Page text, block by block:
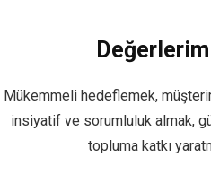
Mükemmeli hedeflemek,
insiyatif ve sorumluluk almak,
topluma katkı